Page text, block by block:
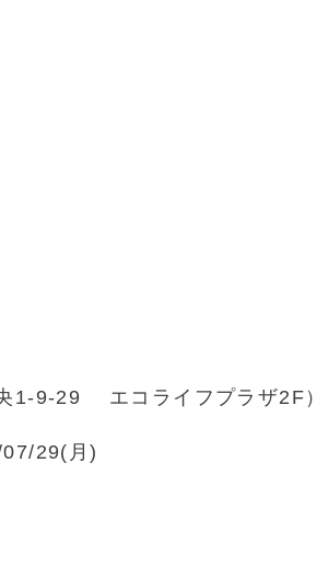
1-9-29 エコライフプラザ2F）
29(月)